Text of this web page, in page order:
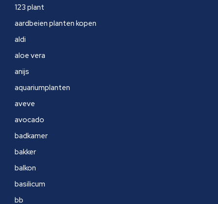
123 plant
aardbeien planten kopen
aldi
aloe vera
anijs
aquariumplanten
aveve
avocado
badkamer
bakker
balkon
basilicum
bb